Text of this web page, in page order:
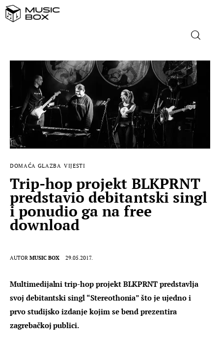
NASLOVNICA
DOMAĆA GLAZBA
STRANA GLAZBA
MUSIC BOX
DOMAĆA GLAZBA VIJESTI
Trip-hop projekt BLKPRNT
predstavio debitantski singl
i ponudio ga na free
download
AUTOR MUSIC BOX 29.05.2017.
Multimedijalni trip-hop projekt BLKPRNT predstavlja
svoj debitantski singl “Stereothonia” što je ujedno i
prvo studijsko izdanje kojim se bend prezentira
zagrebačkoj publici.